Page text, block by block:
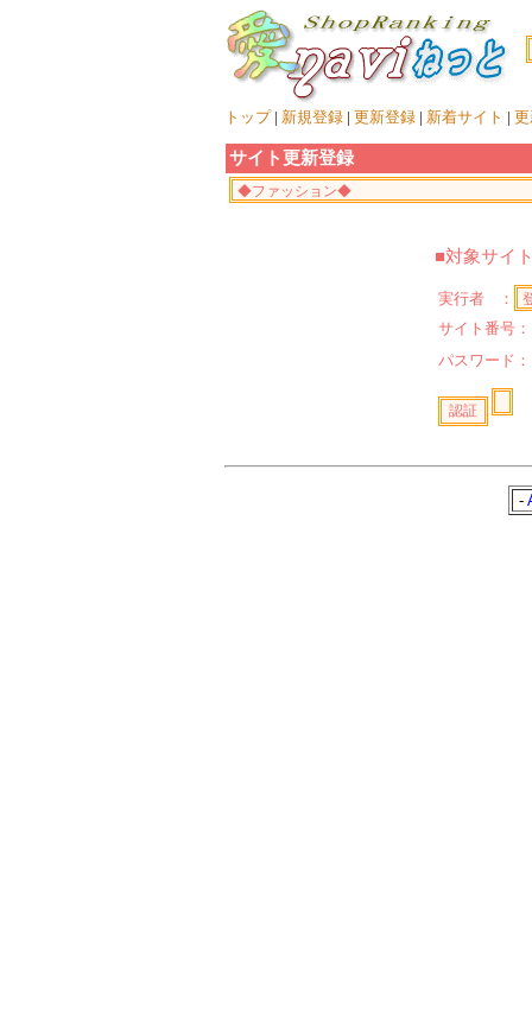
トップ| 新規登録 | 更新登録 | 新着サイト |
サイト更新登録
■対象サイ
実行者 ：
サイト番号：
パスワード
-